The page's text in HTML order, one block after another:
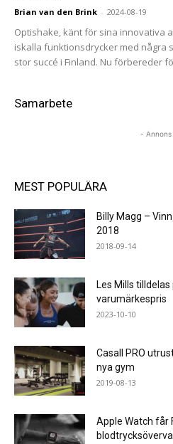
Brian van den Brink - 2024-08-19
Optishake, känt för sina innovativa
iskalla funktionsdrycker med några
stor succé i Finland. Nu förbereder
Samarbete
- Annons
MEST POPULÄRA
Billy Magg –
2018
2018-09-14
Les Mills
varumärkespris
2023-10-10
Casall PRO
nya gym
2019-08-13
Apple Watch får